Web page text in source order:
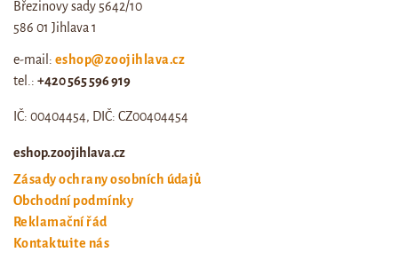
Březinovy sady 5642/10
586 01 Jihlava 1
e-mail: eshop@zoojihlava.cz
tel.: +420 565 596 919
IČ: 00404454, DIČ: CZ00404454
eshop.zoojihlava.cz
Zásady ochrany osobních údajů
Obchodní podmínky
Reklamační řád
Kontaktujte nás